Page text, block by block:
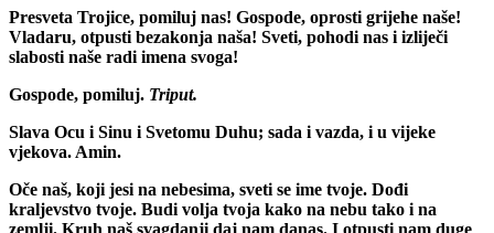
Presveta Trojice, pomiluj nas! Gospode, oprosti grijehe naše!
Vladaru, otpusti bezakonja naša! Sveti, pohodi nas i izliječi
slabosti naše radi imena svoga!
Gospode, pomiluj. Triput.
Slava Ocu i Sinu i Svetomu Duhu; sada i vazda, i u vijeke
vjekova. Amin.
Oče naš, koji jesi na nebesima, sveti se ime tvoje. Dođi
kraljevstvo tvoje. Budi volja tvoja kako na nebu tako i na
zemlji. Kruh naš svagdanji daj nam danas. I otpusti nam duge